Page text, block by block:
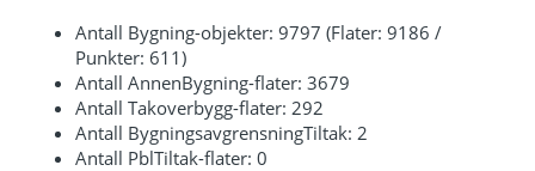
Antall Bygning-objekter: 9797 (Flater: 9186 /
Punkter: 611)
Antall AnnenBygning-flater: 3679
Antall Takoverbygg-flater: 292
Antall BygningsavgrensningTiltak: 2
Antall PblTiltak-flater: 0